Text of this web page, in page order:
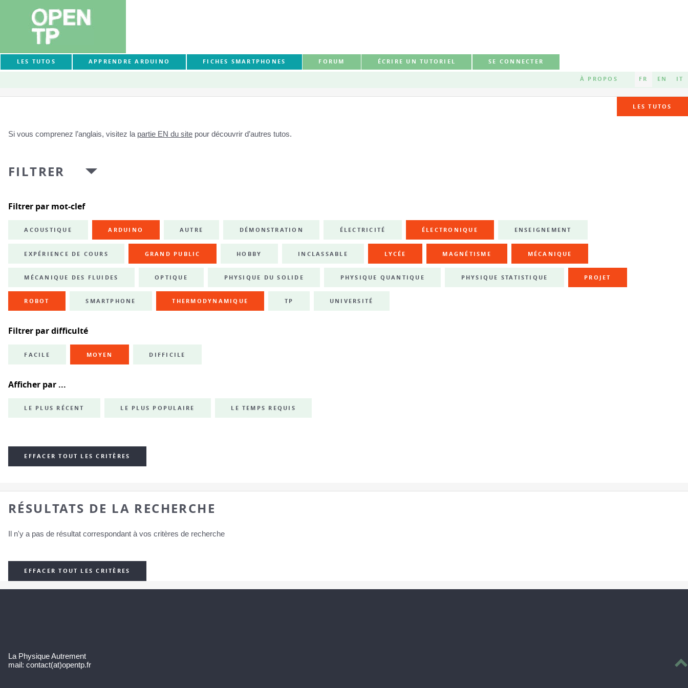
LES TUTOS APPRENDRE ARDUINO FICHES SMARTPHONES FORUM ÉCRIRE UN TUTORIEL SE CONNECTER
À PROPOS FR EN IT
LES TUTOS
Si vous comprenez l’anglais, visitez la partie EN du site pour découvrir d’autres tutos.
FILTRER
Filtrer par mot-clef
ACOUSTIQUE ARDUINO AUTRE DÉMONSTRATION ÉLECTRICITÉ ÉLECTRONIQUE ENSEIGNEMENT
EXPÉRIENCE DE COURS GRAND PUBLIC HOBBY INCLASSABLE LYCÉE MAGNÉTISME MÉCANIQUE
MÉCANIQUE DES FLUIDES OPTIQUE PHYSIQUE DU SOLIDE PHYSIQUE QUANTIQUE PHYSIQUE STATISTIQUE PROJET
ROBOT SMARTPHONE THERMODYNAMIQUE TP UNIVERSITÉ
Filtrer par difficulté
FACILE MOYEN DIFFICILE
Afficher par ...
LE PLUS RÉCENT LE PLUS POPULAIRE LE TEMPS REQUIS
EFFACER TOUT LES CRITÈRES
RÉSULTATS DE LA RECHERCHE
Il n'y a pas de résultat correspondant à vos critères de recherche
EFFACER TOUT LES CRITÈRES
La Physique Autrement
mail: contact(at)opentp.fr